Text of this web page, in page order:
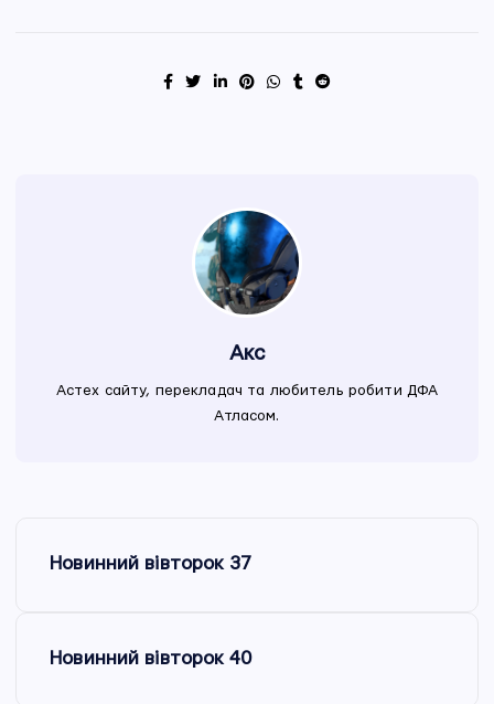
Акс
Астех сайту, перекладач та любитель робити ДФА
Атласом.
Новинний вівторок 37
Новинний вівторок 40